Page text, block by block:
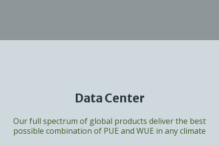
Data Center
Our full spectrum of global products deliver the best
possible combination of PUE and WUE in any climate